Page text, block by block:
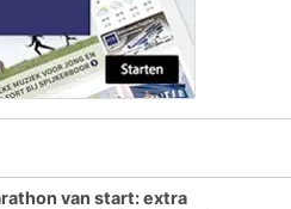
van start: extra